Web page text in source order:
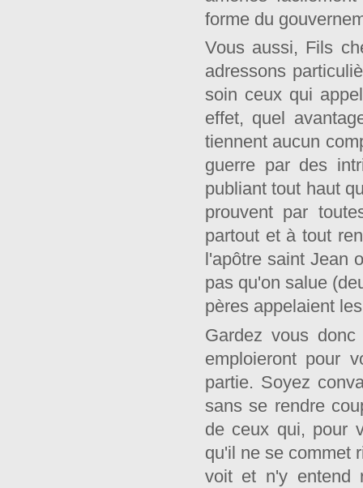
forme du
Vous aussi, Fils
adressons
soin ceux qui
effet, quel
tiennent aucun
guerre par des
publiant tout haut
prouvent par
partout et à tout
l'apôtre saint Jean
pas qu'on salue
pères appelaient
Gardez vous
emploieront pour
partie. Soyez
sans se rendre
de ceux qui, pour
qu'il ne se commet
voit et n'y entend